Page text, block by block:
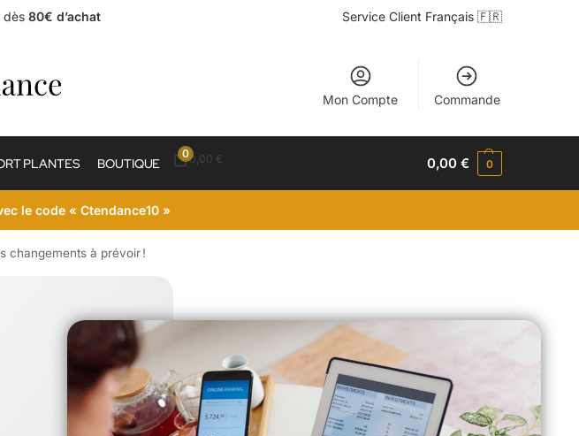
dès 80€ d’achat Service Client Français 🇫🇷
Mon Compte Commande
PLANTES BOUTIQUE
00,00 € 0,00€ 0
le code « Ctendance10 »
changements à prévoir !